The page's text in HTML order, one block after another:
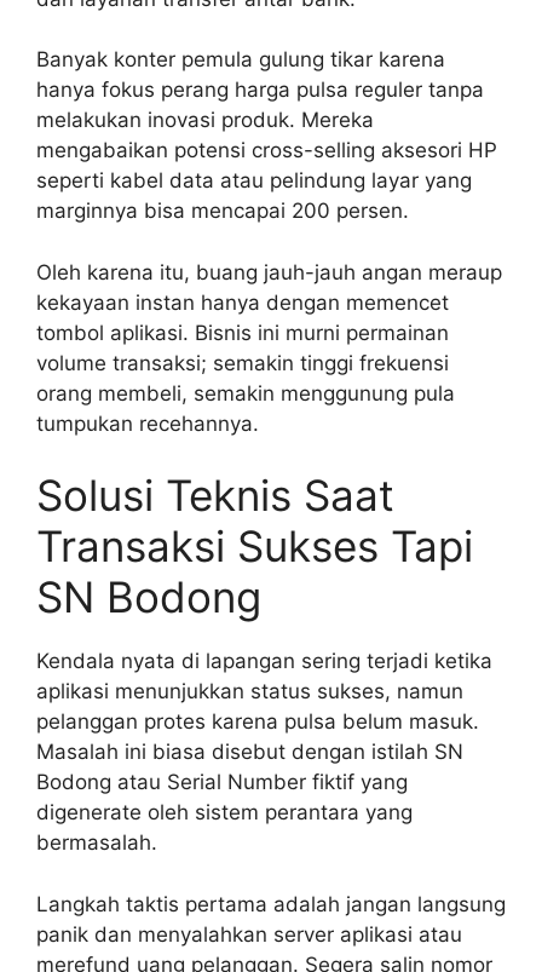
Banyak konter pemula gulung tikar karena
hanya fokus perang harga pulsa reguler tanpa
melakukan inovasi produk. Mereka
mengabaikan potensi cross-selling aksesori HP
seperti kabel data atau pelindung layar yang
marginnya bisa mencapai 200 persen.
Oleh karena itu, buang jauh-jauh angan meraup
kekayaan instan hanya dengan memencet
tombol aplikasi. Bisnis ini murni permainan
volume transaksi; semakin tinggi frekuensi
orang membeli, semakin menggunung pula
tumpukan recehannya.
Solusi Teknis Saat
Transaksi Sukses Tapi
SN Bodong
Kendala nyata di lapangan sering terjadi ketika
aplikasi menunjukkan status sukses, namun
pelanggan protes karena pulsa belum masuk.
Masalah ini biasa disebut dengan istilah SN
Bodong atau Serial Number fiktif yang
digenerate oleh sistem perantara yang
bermasalah.
Langkah taktis pertama adalah jangan langsung
panik dan menyalahkan server aplikasi atau
merefund uang pelanggan. Segera salin nomor